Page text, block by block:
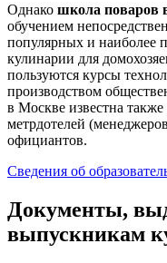
Однако школа поваров
обучением
популярных и наиболее
кулинарии для
пользуются курсы
производством
в Москве известна
метрдотелей
официантов.
Сведения об
Документы,
выпускникам